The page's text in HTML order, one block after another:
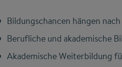
Bildungschancen hängen
Berufliche und akademische
Akademische Weiterbildung